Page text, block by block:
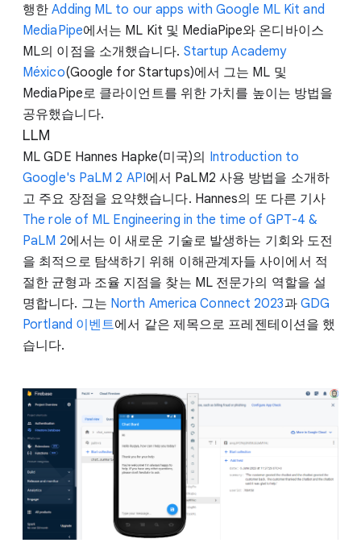
행한Adding ML to our apps with Google ML Kit and
MediaPipe에서는 ML Kit 및 MediaPipe와 온디바이스
ML의 이점을 소개했습니다. Startup Academy
México(Google for Startups)에서 그는 ML 및
MediaPipe로 클라이언트를 위한 가치를 높이는 방법을
공유했습니다.
LLM
ML GDE Hannes Hapke(미국)의 Introduction to
Google's PaLM 2 API에서 PaLM2 사용 방법을 소개하
고 주요 장점을 요약했습니다. Hannes의 또 다른 기사
The role of ML Engineering in the time of GPT-4 &
PaLM 2에서는 이 새로운 기술로 발생하는 기회와 도전
을 최적으로 탐색하기 위해 이해관계자들 사이에서 적
절한 균형과 조율 지점을 찾는 ML 전문가의 역할을 설
명합니다. 그는 North America Connect 2023과 GDG
Portland 이벤트에서 같은 제목으로 프레젠테이션을 했
습니다.